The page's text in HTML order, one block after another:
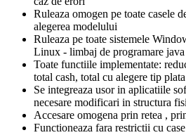
Ruleaza omogen pe toate casele
alegerea modelului
Ruleaza pe toate sistemele
Linux - limbaj de programare java
Toate functiile implementate:
total cash, total cu alegere tip plata
Se integreaza usor in aplicatiile
necesare modificari in structura
Accesare omogena prin retea ,
Functioneaza fara restrictii cu